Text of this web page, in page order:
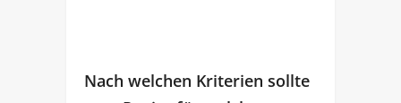
Nach welchen Kriterien sollte